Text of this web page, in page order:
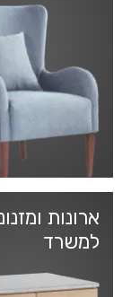
ארונות
למשרד